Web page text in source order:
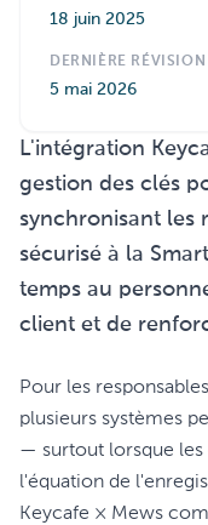
18 juin 2025
DERNIÈRE RÉVISION
5 mai 2026
L'intégration
gestion des clés
synchronisant les
sécurisé à la
temps au
client et de
Pour les
plusieurs systèmes
— surtout lorsque les
l'équation de
Keycafe × Mews